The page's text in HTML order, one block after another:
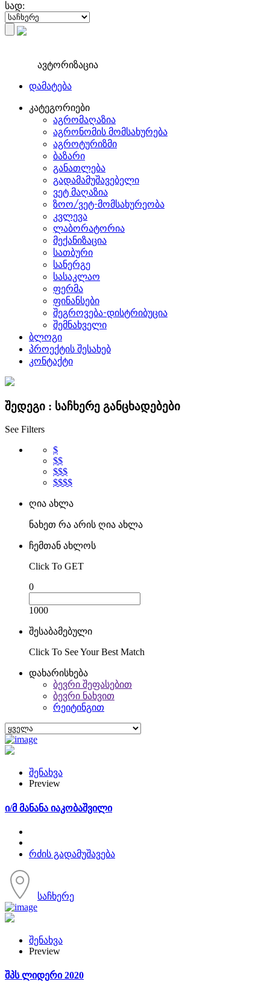
სად:
ავტორიზაცია
დამატება
კატეგორიები
აგრომაღაზია
აგრონომის მომსახურება
აგროტურიზმი
ბაზარი
განათლება
გადამამუშავებელი
ვეტ მაღაზია
ზოო/ვეტ-მომსახურეობა
კვლევა
ლაბორატორია
მექანიზაცია
სათბური
სანერგე
სასაკლაო
ფერმა
ფინანსები
შეგროვება-დისტრიბუცია
შემნახველი
ბლოგი
პროექტის შესახებ
კონტაქტი
შედეგი : საჩხერე განცხადებები
See Filters
$
$$
$$$
$$$$
ღია ახლა
ნახეთ რა არის ღია ახლა
ჩემთან ახლოს
Click To GET
0
1000
შესაბამებული
Click To See Your Best Match
დახარისხება
ბევრი შეფასებით
ბევრი ნახვით
რეიტინგით
შენახვა
Preview
ი/მ მანანა იაკობაშვილი
რძის გადამუშავება
საჩხერე
შენახვა
Preview
შპს ლიდერი 2020